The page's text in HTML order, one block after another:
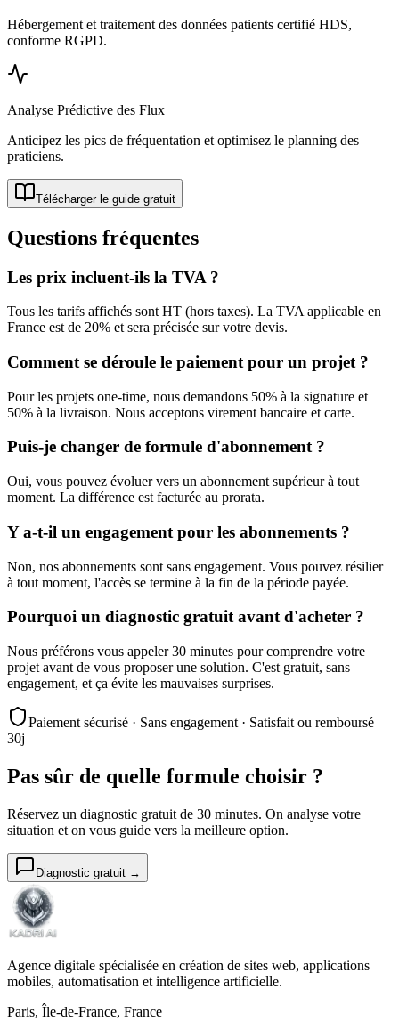
Hébergement et traitement des données patients certifié HDS,
conforme RGPD.
Analyse Prédictive des Flux
Anticipez les pics de fréquentation et optimisez le planning des
praticiens.
Télécharger le guide gratuit
Questions fréquentes
Les prix incluent-ils la TVA ?
Tous les tarifs affichés sont HT (hors taxes). La TVA applicable en
France est de 20% et sera précisée sur votre devis.
Comment se déroule le paiement pour un projet ?
Pour les projets one-time, nous demandons 50% à la signature et
50% à la livraison. Nous acceptons virement bancaire et carte.
Puis-je changer de formule d'abonnement ?
Oui, vous pouvez évoluer vers un abonnement supérieur à tout
moment. La différence est facturée au prorata.
Y a-t-il un engagement pour les abonnements ?
Non, nos abonnements sont sans engagement. Vous pouvez résilier
à tout moment, l'accès se termine à la fin de la période payée.
Pourquoi un diagnostic gratuit avant d'acheter ?
Nous préférons vous appeler 30 minutes pour comprendre votre
projet avant de vous proposer une solution. C'est gratuit, sans
engagement, et ça évite les mauvaises surprises.
Paiement sécurisé · Sans engagement · Satisfait ou remboursé
30j
Pas sûr de quelle formule choisir ?
Réservez un diagnostic gratuit de 30 minutes. On analyse votre
situation et on vous guide vers la meilleure option.
Diagnostic gratuit →
Agence digitale spécialisée en création de sites web, applications
mobiles, automatisation et intelligence artificielle.
Paris, Île-de-France, France